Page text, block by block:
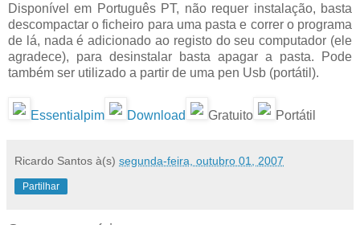
Disponível em Português PT, não requer instalação, basta
descompactar o ficheiro para uma pasta e correr o programa
de lá, nada é adicionado ao registo do seu computador (ele
agradece), para desinstalar basta apagar a pasta. Pode
também ser utilizado a partir de uma pen Usb (portátil).
Essentialpim Download Gratuito Portátil
Ricardo Santos à(s) segunda-feira, outubro 01, 2007
Partilhar